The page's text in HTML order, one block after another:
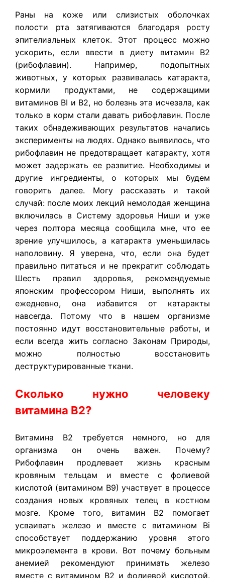
Раны на коже или слизистых оболочках
полости рта затягиваются благодаря росту
эпителиальных клеток. Этот процесс можно
ускорить, если ввести в диету витамин В2
(рибофлавин). Например, подопытных
животных, у которых развивалась катаракта,
кормили продуктами, не содержащими
витаминов BI и В2, но болезнь эта исчезала, как
только в корм стали давать рибофлавин. После
таких обнадеживающих результатов начались
эксперименты на людях. Однако выявилось, что
рибофлавин не предотвращает катаракту, хотя
может задержать ее развитие. Необходимы и
другие ингредиенты, о которых мы будем
говорить далее. Могу рассказать и такой
случай: после моих лекций немолодая женщина
включилась в Систему здоровья Ниши и уже
через полтора месяца сообщила мне, что ее
зрение улучшилось, а катаракта уменьшилась
наполовину. Я уверена, что, если она будет
правильно питаться и не прекратит соблюдать
Шесть правил здоровья, рекомендуемые
японским профессором Ниши, выполнять их
ежедневно, она избавится от катаракты
навсегда. Потому что в нашем организме
постоянно идут восстановительные работы, и
если всегда жить согласно Законам Природы,
можно полностью восстановить
деструктурированные ткани.
Сколько нужно человеку
витамина В2?
Витамина В2 требуется немного, но для
организма он очень важен. Почему?
Рибофлавин продлевает жизнь красным
кровяным тельцам и вместе с фолиевой
кислотой (витамином В9) участвует в процессе
создания новых кровяных телец в костном
мозге. Кроме того, витамин В2 помогает
усваивать железо и вместе с витамином Bi
способствует поддержанию уровня этого
микроэлемента в крови. Вот почему больным
анемией рекомендуют принимать железо
вместе с витамином В2 и фолиевой кислотой.